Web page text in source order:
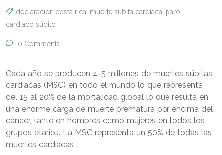
declaracion costa rica muerte súbita cardíaca paro
cardiaco súbito
0 Comments
Cada año se producen 4-5 millones de muertes súbitas
cardíacas (MSC) en todo el mundo lo que representa
del 15 al 20% de la mortalidad global lo que resulta en
una enorme carga de muerte prematura por encima del
cáncer, tanto en hombres como mujeres en todos los
grupos etarios. La MSC representa un 50% de todas las
muertes cardíacas …